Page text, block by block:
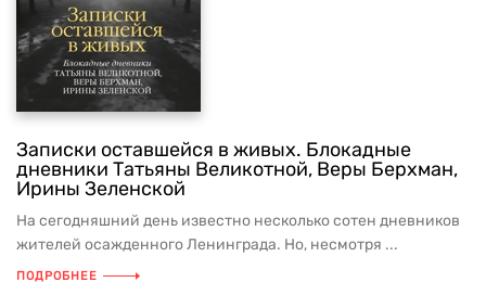
Записки оставшейся в живых. Блокадные
дневники Татьяны Великотной, Веры Берхман,
Ирины Зеленской
На сегодняшний день известно несколько сотен дневников
жителей осажденного Ленинграда. Но, несмотря ...
ПОДРОБНЕЕ